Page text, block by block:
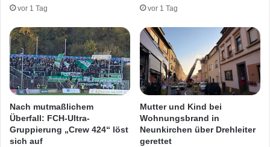
n
t
d
e
n
T
ä
t
e
r
i
n
i
n
H
o
s
t
e
vor 1 Tag vor 1 Tag
Nach mutmaßlichem
Überfall: FCH-Ultra-
Gruppierung „Crew 424“ löst
sich auf
Mutter und Kind bei
Wohnungsbrand in
Neunkirchen über Drehleiter
gerettet